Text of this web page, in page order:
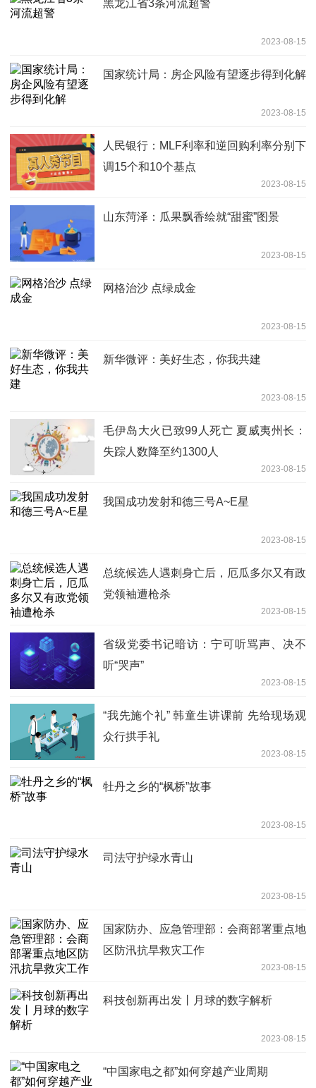
黑龙江省3条河流超警
2023-08-15
国家统计局：房企风险有望逐步得到化解
2023-08-15
人民银行：MLF利率和逆回购利率分别下
调15个和10个基点
2023-08-15
山东菏泽：瓜果飘香绘就“甜蜜”图景
2023-08-15
网格治沙 点绿成金
2023-08-15
新华微评：美好生态，你我共建
2023-08-15
毛伊岛大火已致99人死亡 夏威夷州长：
失踪人数降至约1300人
2023-08-15
我国成功发射和德三号A~E星
2023-08-15
总统候选人遇刺身亡后，厄瓜多尔又有政
党领袖遭枪杀
2023-08-15
省级党委书记暗访：宁可听骂声、决不
听“哭声”
2023-08-15
“我先施个礼” 韩童生讲课前 先给现场观
众行拱手礼
2023-08-15
牡丹之乡的“枫桥”故事
2023-08-15
司法守护绿水青山
2023-08-15
国家防办、应急管理部：会商部署重点地
区防汛抗旱救灾工作
2023-08-15
科技创新再出发丨月球的数字解析
2023-08-15
“中国家电之都”如何穿越产业周期